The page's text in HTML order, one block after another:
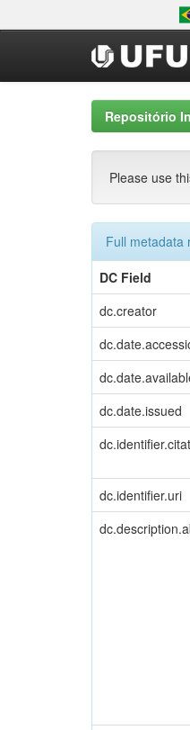
navigation
Repositório
Please use
Full metadata
DC Field
dc.creator
dc.date.issued
dc.identifier.uri